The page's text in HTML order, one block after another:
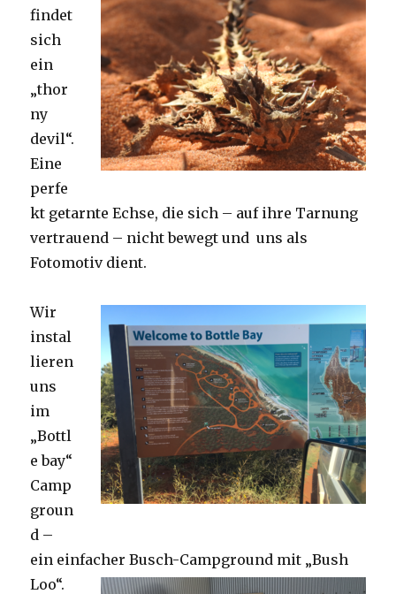
findet
sich
ein
„thor
ny
devil“.
Eine
perfe
kt getarnte Echse, die sich – auf ihre Tarnung
vertrauend – nicht bewegt und uns als
Fotomotiv dient.
Wir
instal
lieren
uns
im
„Bottl
e bay“
Camp
groun
d –
ein einfacher Busch-Campground mit „Bush
Loo“.